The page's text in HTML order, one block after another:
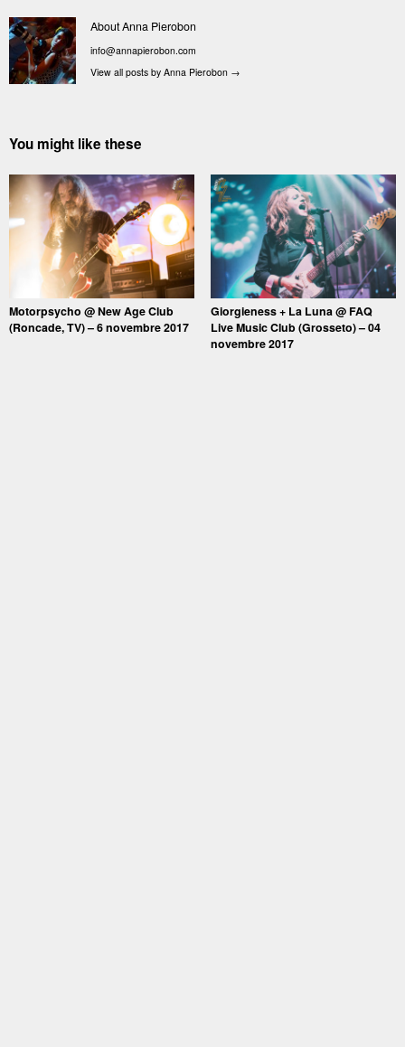
About Anna Pierobon
info@annapierobon.com
View all posts by Anna Pierobon →
You might like these
Motorpsycho @ New Age Club
(Roncade, TV) – 6 novembre 2017
Giorgieness + La Luna @ FAQ
Live Music Club (Grosseto) – 04
novembre 2017